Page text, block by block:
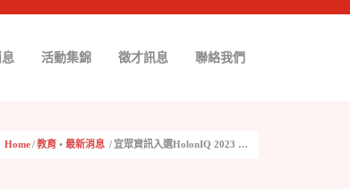
活動集錦 徵才訊息 聯絡我們
Home/教育 • 最新消息 / 宜眾資訊入選HolonIQ 2023 …